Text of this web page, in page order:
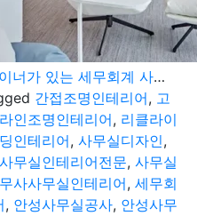
안성사무실인테리어, 리클라이너가 있는 세무회계 사무실? 복지까지 설계하는 디테일의 차이
간접조명인테리어, 고
라인조명인테리어, 리클라이
인테리어, 사무실디자인,
사무실인테리어전문, 사무실
사사무실인테리어, 세무회
, 안성사무실공사, 안성사무